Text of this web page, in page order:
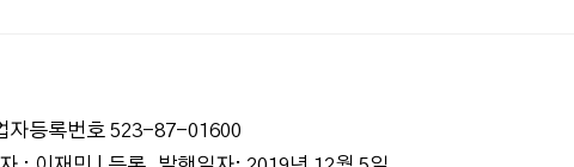
자등록번호 523-87-01600